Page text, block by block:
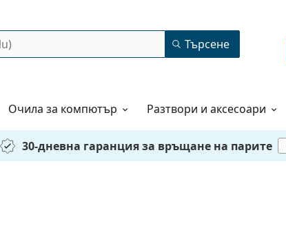
Търсене
Очила за компютър Разтвори и аксесоари
30-дневна гаранция за връщане на парите